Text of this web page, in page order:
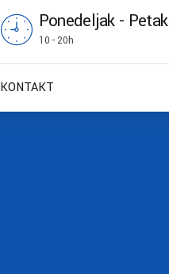
Ponedeljak - Petak
10 - 20h
KONTAKT